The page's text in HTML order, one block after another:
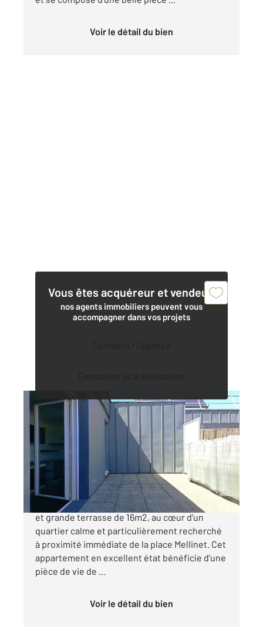
Voir le détail du bien
Vous êtes acquéreur et vendeur,
nos agents immobiliers peuvent vous
accompagner dans vos projets
Contacter l'agence
Demander une estimation
NANTES 44
, 3 pièces
Ref : 1894
Appartement à vendre
274 300 €
Superbe T3 au dernier étage avec ascenseur
et grande terrasse de 16m2, au cœur d'un
quartier calme et particulièrement recherché
à proximité immédiate de la place Mellinet. Cet
appartement en excellent état bénéficie d'une
pièce de vie de ...
Voir le détail du bien